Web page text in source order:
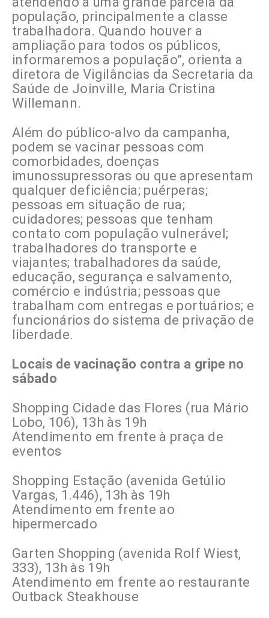
população, principalmente a classe
trabalhadora. Quando houver a
ampliação para todos os públicos,
informaremos a população”, orienta a
diretora de Vigilâncias da Secretaria da
Saúde de Joinville, Maria Cristina
Willemann.
Além do público-alvo da campanha,
podem se vacinar pessoas com
comorbidades, doenças
imunossupressoras ou que apresentam
qualquer deficiência; puérperas;
pessoas em situação de rua;
cuidadores; pessoas que tenham
contato com população vulnerável;
trabalhadores do transporte e
viajantes; trabalhadores da saúde,
educação, segurança e salvamento,
comércio e indústria; pessoas que
trabalham com entregas e portuários; e
funcionários do sistema de privação de
liberdade.
Locais de vacinação contra a gripe no
sábado
Shopping Cidade das Flores (rua Mário
Lobo, 106), 13h às 19h
Atendimento em frente à praça de
eventos
Shopping Estação (avenida Getúlio
Vargas, 1.446), 13h às 19h
Atendimento em frente ao
hipermercado
Garten Shopping (avenida Rolf Wiest,
333), 13h às 19h
Atendimento em frente ao restaurante
Outback Steakhouse